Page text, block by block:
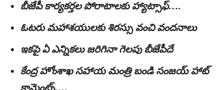
బీజేపీ కార్యకర్తల పోరాటాలకు హ్యాట్సాఫ్….
ఓటరు మహాశయులకు శిరస్సు వంచి వందనాలు
ఇకపై ఏ ఎన్నికలు జరిగినా గెలపు బీజేపీదే
కేంద్ర హోంశాఖ సహాయ మంత్రి బండి సంజయ్ హాట్
కామెంట్స్….